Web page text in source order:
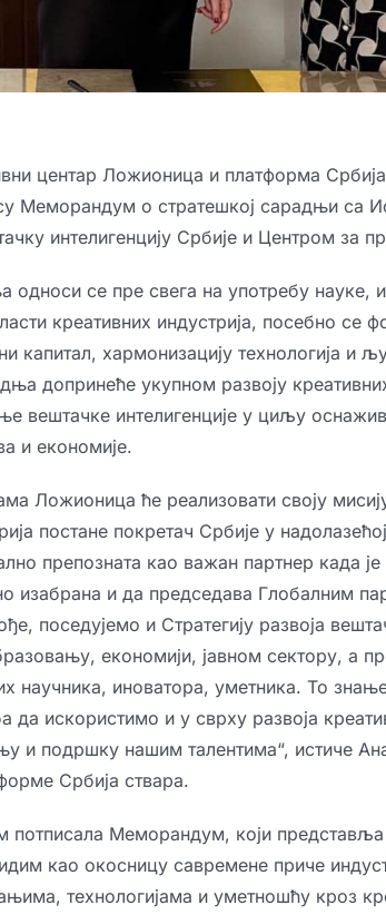
центар Ложионица и платформа
Меморандум о стратешкој сарадњи са
интелигенцију Србије и Центром за
односи се пре свега на употребу науке,
креативних индустрија, посебно се
капитал, хармонизацију технологија и
допринеће укупном развоју
вештачке интелигенције у циљу
и економије.
Ложионица ће реализовати своју
постане покретач Србије у
препозната као важан партнер када
изабрана и да председава Глобалним
поседујемо и Стратегију развоја
економији, јавном сектору, а
научника, иноватора, уметника. То
да искористимо и у сврху развоја
и подршку нашим талентима“, истиче
Србија ствара.
потписала Меморандум, који представља
као окосницу савремене приче
технологијама и уметношћу кроз